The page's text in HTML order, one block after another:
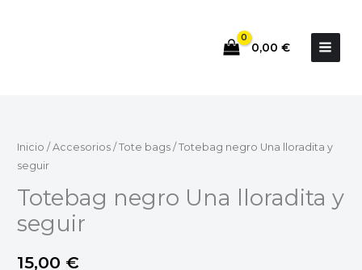
0,00 €
Inicio / Accesorios / Tote bags / Totebag negro Una lloradita y
seguir
Totebag negro Una lloradita y
seguir
15,00 €
Una
lloradita
seguir
cantidad